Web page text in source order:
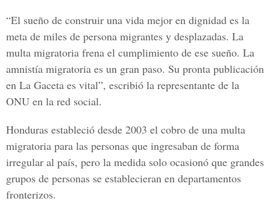
“El sueño de construir una vida mejor en dignidad es la
meta de miles de persona migrantes y desplazadas. La
multa migratoria frena el cumplimiento de ese sueño. La
amnistía migratoria es un gran paso. Su pronta publicación
en La Gaceta es vital”, escribió la representante de la
ONU en la red social.
Honduras estableció desde 2003 el cobro de una multa
migratoria para las personas que ingresaban de forma
irregular al país, pero la medida solo ocasionó que grandes
grupos de personas se establecieran en departamentos
fronterizos.